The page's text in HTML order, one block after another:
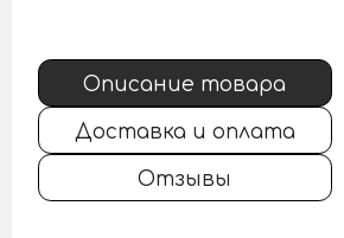
Описание товара
Доставка и оплата
Отзывы